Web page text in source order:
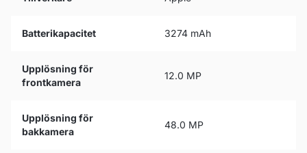
Batterikapacitet 3274 mAh
Upplösning för
frontkamera
12.0 MP
Upplösning för
bakkamera
48.0 MP